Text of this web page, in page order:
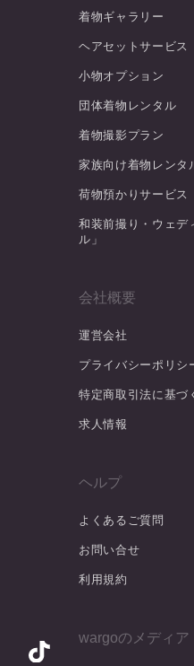
着物ギャラリー
ヘアセットサービス
小物オプション
団体着物レンタル
着物撮影プラン
家族向け着物レンタ
荷物預かりサービス
和装前撮り・ウェデ
ル」
会社概要
運営会社
プライバシーポリシ
特定商取引法に基づ
求人情報
ヘルプ
よくあるご質問
お問い合せ
利用規約
wargoのメディア